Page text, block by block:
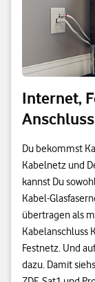
Internet,
Anschluss
Du bekommst
Kabelnetz und
kannst Du
Kabel-
übertragen als
Kabelanschluss
Festnetz. Und
dazu. Damit